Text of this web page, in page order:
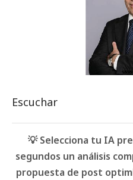
Escuchar
💡 Selecciona tu IA
segundos un análisis
propuesta de post